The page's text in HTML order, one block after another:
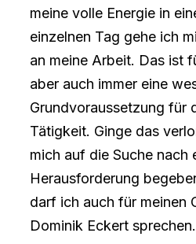
meine volle Energie in
einzelnen Tag gehe ich
an meine Arbeit. Das ist
aber auch immer eine
Grundvoraussetzung für
Tätigkeit. Ginge das
mich auf die Suche nach
Herausforderung
darf ich auch für meinen
Dominik Eckert sprechen.